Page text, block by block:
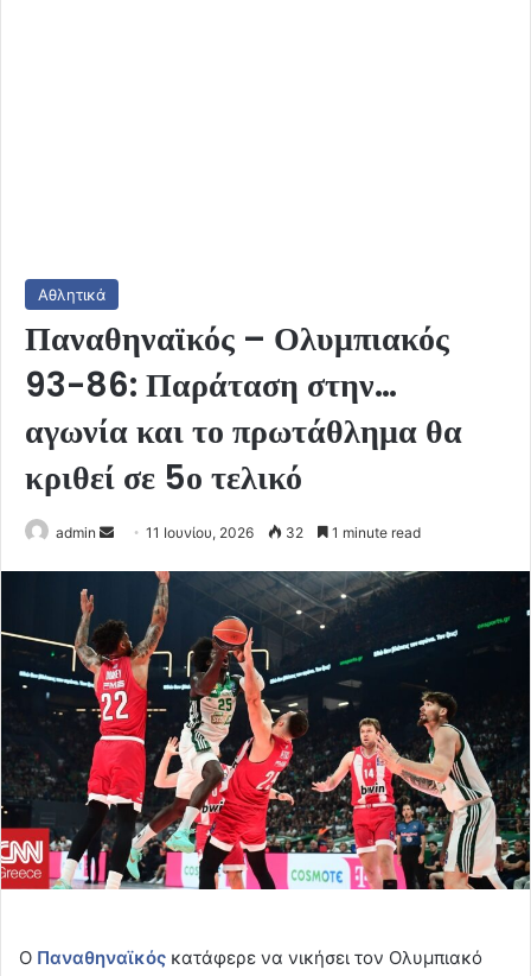
Αθλητικά
Παναθηναϊκός – Ολυμπιακός
93-86: Παράταση στην…
αγωνία και το πρωτάθλημα θα
κριθεί σε 5ο τελικό
admin
Send11 Ιουνίου, 2026 32 1 minute read
Ο Παναθηναϊκός κατάφερε να νικήσει τον Ολυμπιακό